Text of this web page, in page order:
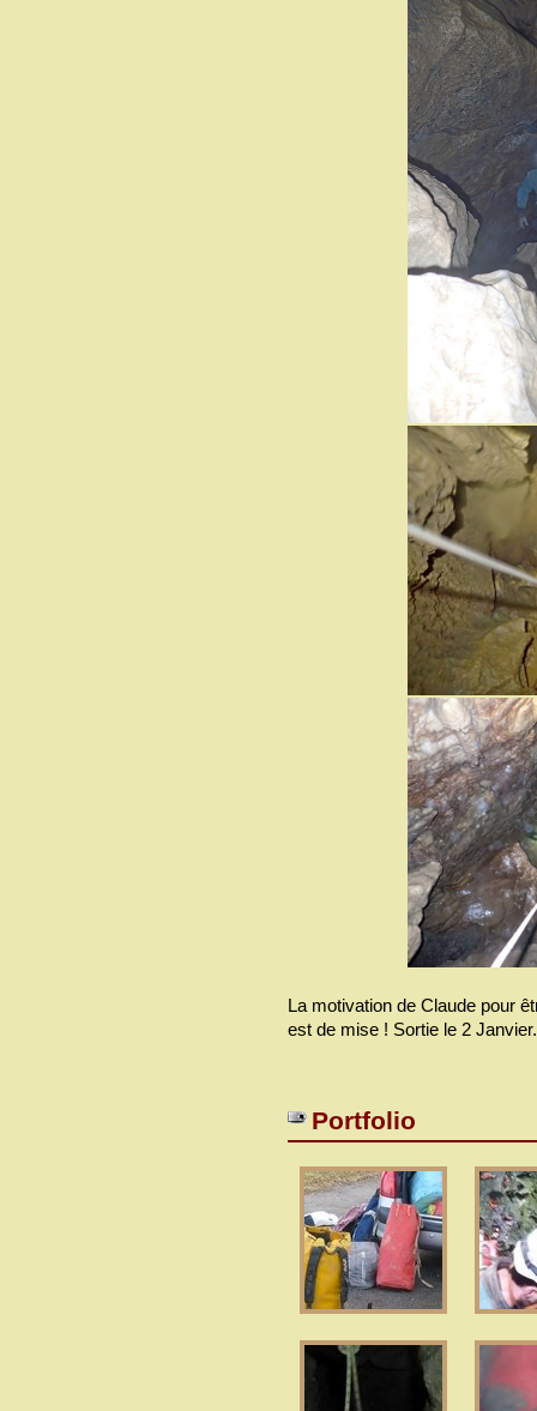
La motivation de Claude pour
est de mise ! Sortie le 2
Portfolio